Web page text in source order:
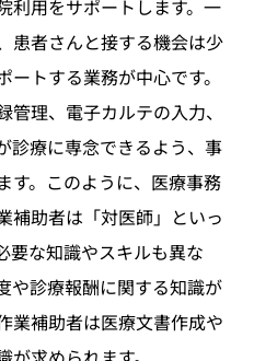
利用をサポートします。一
患者さんと接する機会は少
トする業務が中心です。
理、電子カルテの入力、
診療に専念できるよう、事
す。このように、医療事務
補助者は「対医師」といっ
要な知識やスキルも異な
や診療報酬に関する知識が
業補助者は医療文書作成や